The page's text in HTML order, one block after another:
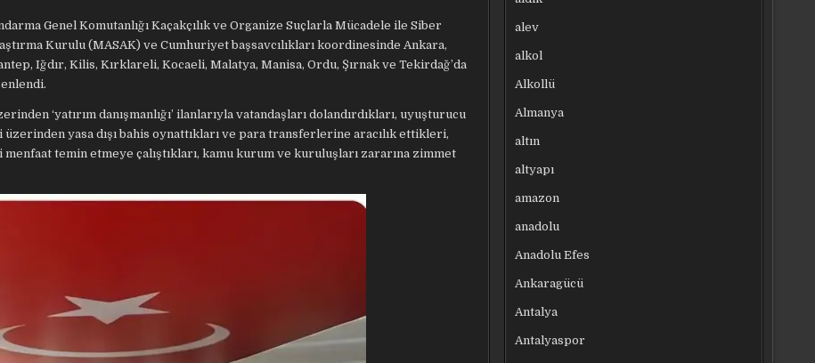
Genel Komutanlığı Kaçakçılık ve Organize Suçlarla Mücadele ile Siber
Kurulu (MASAK) ve Cumhuriyet başsavcılıkları koordinesinde Ankara,
Iğdır, Kilis, Kırklareli, Kocaeli, Malatya, Manisa, Ordu, Şırnak ve Tekirdağ’da
‘yatırım danışmanlığı’ ilanlarıyla vatandaşları dolandırdıkları, uyuşturucu
yasa dışı bahis oynattıkları ve para transferlerine aracılık ettikleri,
temin etmeye çalıştıkları, kamu kurum ve kuruluşları zararına zimmet
alev
alkol
Alkollü
Almanya
altın
altyapı
amazon
anadolu
Anadolu Efes
Ankaragücü
Antalya
Antalyaspor